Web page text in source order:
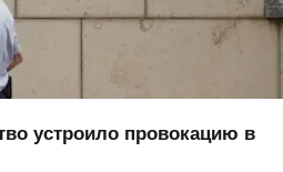
устроило провокацию в